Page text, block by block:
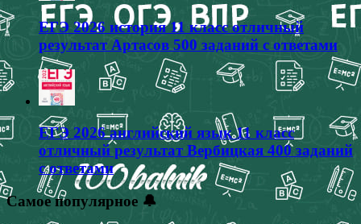
ЕГЭ 2026 история 11 класс отличный
результат Артасов 500 заданий с ответами
ЕГЭ 2026 английский язык 11 класс
отличный результат Вербицкая 400 заданий
с ответами
Самое популярное 🔔